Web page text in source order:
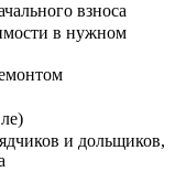
взноса
в нужном
и дольщиков,